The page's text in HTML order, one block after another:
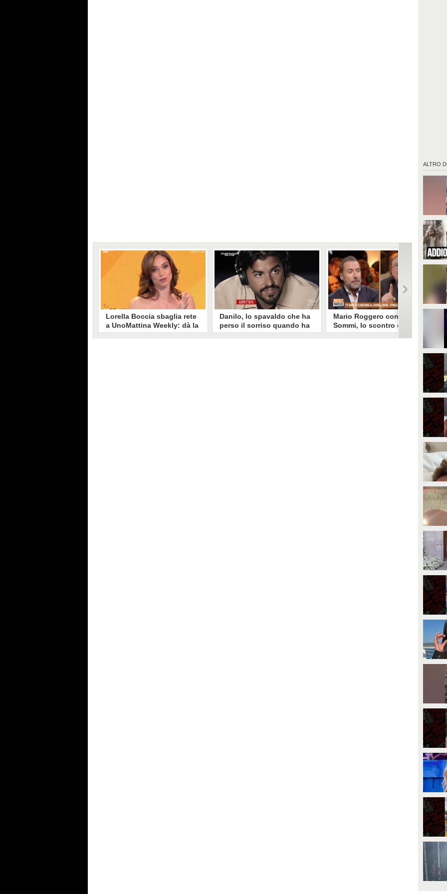
ALTRO DI
Lorella Boccia sbaglia rete
a UnoMattina Weekly: dà la
linea al Tg5 invece che al
Danilo, lo spavaldo che ha
perso il sorriso quando ha
scoperto la gelosia a
Mario Roggero contro Luca
Sommi, lo scontro del 2023
torna virale: "Lo
Torna virale lo scontro tra Mario
Roggero e Luca Sommi a Dritto e
gioielliere, ora condannato in via